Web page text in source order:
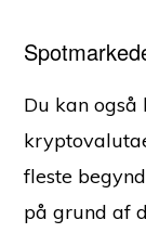
Du kan også
fleste
på grund af